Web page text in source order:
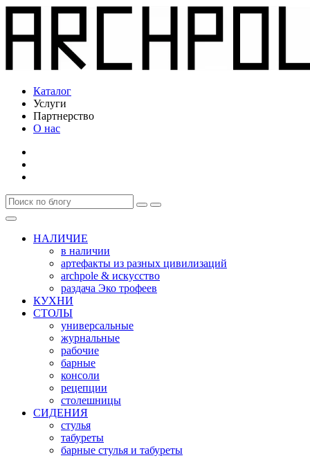
Каталог
Услуги
Партнерство
О нас
НАЛИЧИЕ
в наличии
артефакты из разных цивилизаций
archpole & искусство
раздача Эко трофеев
КУХНИ
СТОЛЫ
универсальные
журнальные
рабочие
барные
консоли
рецепции
столешницы
СИДЕНИЯ
стулья
табуреты
барные стулья и табуреты